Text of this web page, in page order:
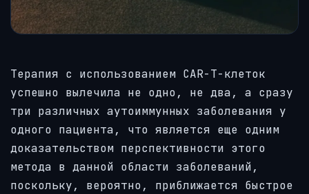
Терапия с использованием CAR-T-клеток
успешно вылечила не одно, не два, а сразу
три различных аутоиммунных заболевания у
одного пациента, что является еще одним
доказательством перспективности этого
метода в данной области заболеваний,
поскольку, вероятно, приближается быстрое